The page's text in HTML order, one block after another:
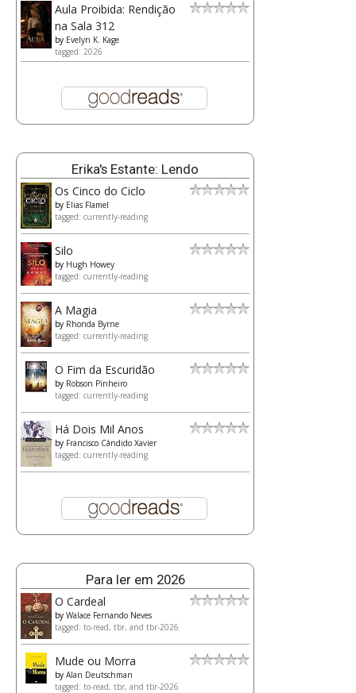
Aula Proibida: Rendição
na Sala 312
by Evelyn K. Kage
tagged: 2026
Erika's Estante: Lendo
Os Cinco do Ciclo
by Elias Flamel
tagged: currently-reading
Silo
by Hugh Howey
tagged: currently-reading
A Magia
by Rhonda Byrne
tagged: currently-reading
O Fim da Escuridão
by Robson Pinheiro
tagged: currently-reading
Há Dois Mil Anos
by Francisco Cândido Xavier
tagged: currently-reading
Para ler em 2026
O Cardeal
by Walace Fernando Neves
tagged: to-read, tbr, and tbr-2026
Mude ou Morra
by Alan Deutschman
tagged: to-read, tbr, and tbr-2026